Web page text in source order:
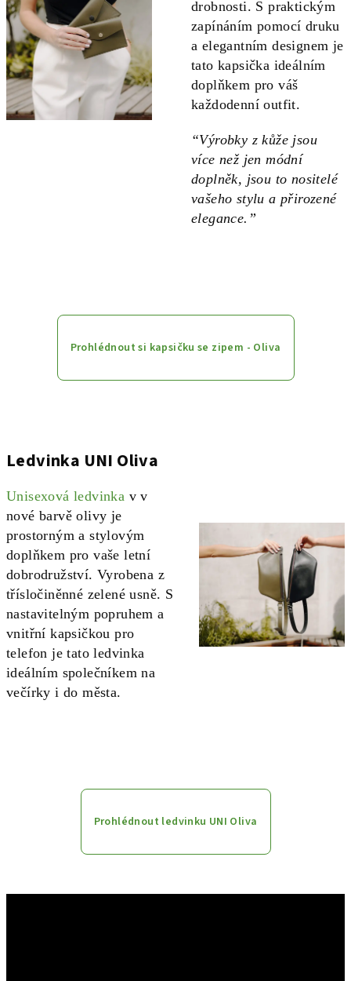
drobnosti. S praktickým
zapínáním pomocí druku
a elegantním designem je
tato kapsička ideálním
doplňkem pro váš
každodenní outfit.
“Výrobky z kůže jsou
více než jen módní
doplněk, jsou to nositelé
vašeho stylu a přirozené
elegance.”
Prohlédnout si kapsičku se zipem - Oliva
Ledvinka UNI Oliva
Unisexová ledvinka v v
nové barvě olivy je
prostorným a stylovým
doplňkem pro vaše letní
dobrodružství. Vyrobena z
třísločiněnné zelené usně. S
nastavitelným popruhem a
vnitřní kapsičkou pro
telefon je tato ledvinka
ideálním společníkem na
večírky i do města.
Prohlédnout ledvinku UNI Oliva